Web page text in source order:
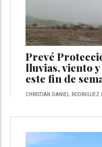
Prevé
lluvias, viento
este fin de
CHRISTIAN DANIEL RODRIGUEZ